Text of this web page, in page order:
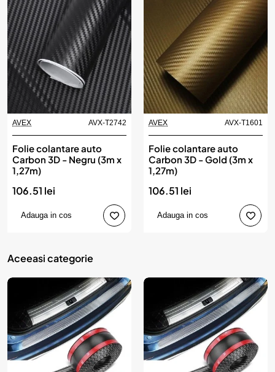
Produs de top
AVEX AVX-T2742
Folie colantare auto
Carbon 3D - Negru (3m x
1,27m)
106.51 lei
Adauga in cos
AVEX AVX-T1601
Folie colantare auto
Carbon 3D - Gold (3m x
1,27m)
106.51 lei
Adauga in cos
Aceeasi categorie